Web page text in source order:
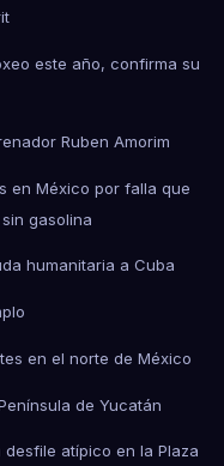
este año, confirma su
Ruben Amorim
en México por falla que
gasolina
humanitaria a Cuba
en el norte de México
de Yucatán
atípico en la Plaza